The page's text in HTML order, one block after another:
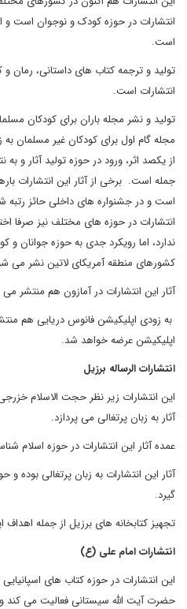
انتشارات در حوزه کودک و نوجوان است و
است.
تولید و ترجمه کتاب های داستانی، رمان
انتشارات است.
تولید و نشر مجله باران برای کودکان
مجله گام اول برای کودکان غیر مسلمان به
از یکصد اثر، ورود در حوزه تولید آثار و
جمله است. برخی از آثار این انتشارات
است و در جشنواره های داخلی حائز
انتشارات در حوزه های مختلف نیز
ندارد، اما رویکرد جدی به حوزه جوانان و
کشورهای منطقه آمریکای لاتین نشر می
آثار این انتشارات در آمازون هم منتشر
به زودی اپلیکیشن فانوس دریایی هم
اپلیکیشن عرضه خواهد شد.
انتشارات الرساله برزیل
این انتشارات زیر نظر حجت الاسلام
آثار به زبان پرتغالی می پردازد.
عمده آثار این انتشارات در حوزه
آثار این انتشارات به زبان پرتغالی بوده و
گیرد.
تجهیز کتابخانه های برزیل از جمله
انتشارات امام علی (ع)
این انتشارات در حوزه کتاب های
حضرت آیت الله سیستانی فعالیت می